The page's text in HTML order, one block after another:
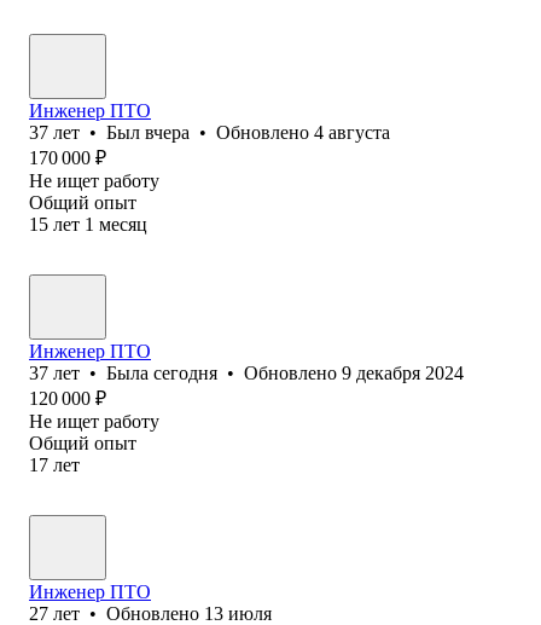
Инженер ПТО
37 лет • Был вчера • Обновлено 4 августа
170 000 ₽
Не ищет работу
Общий опыт
15 лет 1 месяц
Инженер ПТО
37 лет • Была сегодня • Обновлено 9 декабря 2024
120 000 ₽
Не ищет работу
Общий опыт
17 лет
Инженер ПТО
27 лет • Обновлено 13 июля